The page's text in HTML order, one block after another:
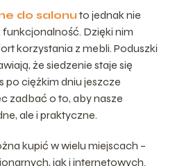
do salonu to jednak nie
Dzięki nim
korzystania z mebli. Poduszki
że siedzenie staje się
po ciężkim dniu jeszcze
zadbać o to, aby nasze
ale i praktyczne.
kupić w wielu miejscach –
jak i internetowych.